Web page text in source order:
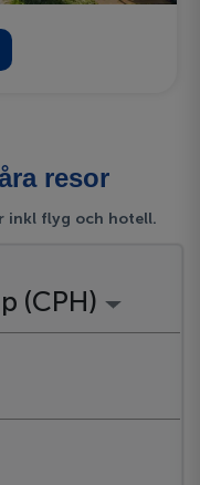
resor
inkl flyg och hotell.
(CPH)